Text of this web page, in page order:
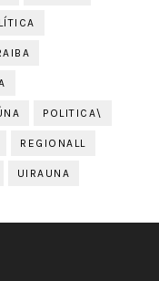
POLITICA\
REGIONALL
UIRAUNA